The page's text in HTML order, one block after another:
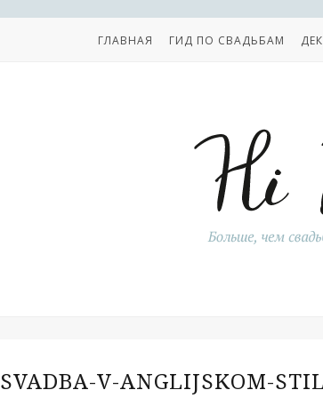
ГЛАВНАЯ ГИД ПО СВАДЬБАМ
SVADBA-V-ANGLIJSKOM-